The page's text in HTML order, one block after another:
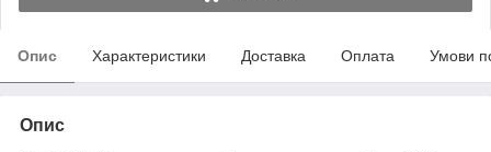
Опис Характеристики Доставка Оплата Умови
Опис